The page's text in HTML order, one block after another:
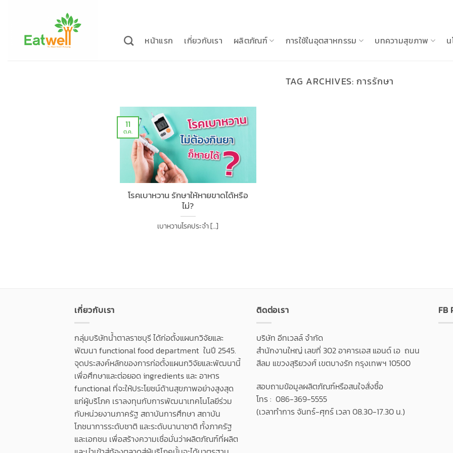
หน้าแรก เกี่ยวกับเรา ผลิตภัณฑ์ การใช้ในอุตสาหกรรม บทความสุขภาพ
TAG ARCHIVES:การรักษา
โรคเบาหวาน รักษาให้หายขาดได้หรือ
ไม่?
เบาหวานโรคประจำ [...]
11
ต.ค.
เกี่ยวกับเรา
กลุ่มบริษัทน้ำตาลราชบุรี ได้ก่อตั้งแผนกวิจัยและ
พัฒนา functional food department ในปี 2545.
จุดประสงค์หลักของการก่อตั้งแผนกวิจัยและพัฒนานี้
เพื่อศึกษาและต่อยอด ingredients และ อาหาร
functional ที่จะให้ประโยชน์ด้านสุขภาพอย่างสูงสุด
แก่ผู้บริโภค เราลงทุนกับการพัฒนาเทคโนโลยีร่วม
กับหน่วยงานภาครัฐ สถาบันการศึกษา สถาบัน
โภชนาการระดับชาติ และระดับนานาชาติ ทั้งภาครัฐ
และเอกชน เพื่อสร้างความเชื่อมั่นว่าผลิตภัณฑ์ที่ผลิต
ติดต่อเรา
บริษัท อีทเวลล์ จำกัด
สำนักงานใหญ่ เลขที่ 302 อาคารเอส แอนด์ เอ ถนน
สีลม แขวงสุริยวงศ์ เขตบางรัก กรุงเทพฯ 10500
สอบถามข้อมูลผลิตภัณฑ์หรือสนใจสั่งซื้อ
โทร : 086-369-5555
(เวลาทำการ จันทร์-ศุกร์ เวลา 08.30-17.30 น.)
FB